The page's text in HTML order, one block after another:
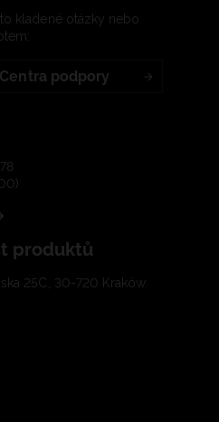
kladené otázky nebo
podpory
produktů
25C, 30-720 Kraków